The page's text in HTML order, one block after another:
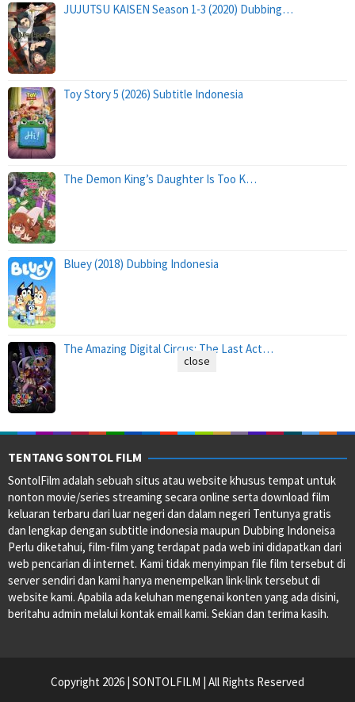
JUJUTSU KAISEN Season 1-3 (2020) Dubbing…
Toy Story 5 (2026) Subtitle Indonesia
The Demon King’s Daughter Is Too K…
Bluey (2018) Dubbing Indonesia
The Amazing Digital Circus: The Last Act…
TENTANG SONTOL FILM
SontolFilm adalah sebuah situs atau website khusus tempat untuk
nonton movie/series streaming secara online serta download film
keluaran terbaru dari luar negeri dan dalam negeri Tentunya gratis
dan lengkap dengan subtitle indonesia maupun Dubbing Indoneisa
Perlu diketahui, film-film yang terdapat pada web ini didapatkan dari
web pencarian di internet. Kami tidak menyimpan file film tersebut di
server sendiri dan kami hanya menempelkan link-link tersebut di
website kami. Apabila ada keluhan mengenai konten yang ada disini,
beritahu admin melalui kontak email kami. Sekian dan terima kasih.
Copyright 2026 | SONTOLFILM | All Rights Reserved
close